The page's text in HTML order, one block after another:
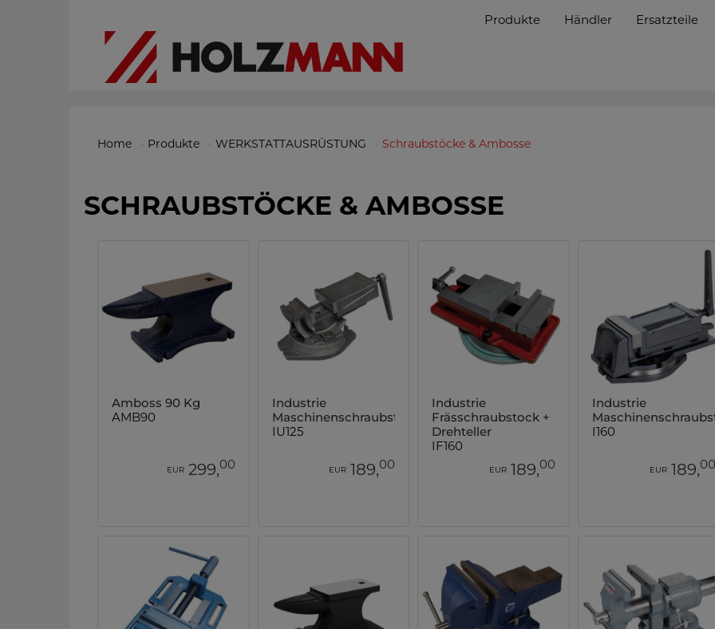
Produkte Händler Ersatzteile
Home Produkte WERKSTATTAUSRÜSTUNG Schraubstöcke & Ambosse
SCHRAUBSTÖCKE & AMBOSSE
Amboss 90 Kg
AMB90
EUR 299,00
Industrie
Maschinenschraubstock
IU125
EUR 189,00
Industrie
Frässchraubstock +
Drehteller
IF160
EUR 189,00
Industrie
I160
EUR 189,00